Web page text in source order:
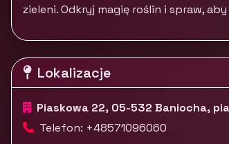
zieleni. Odkryj magię roślin i spraw,
Lokalizacje
Piaskowa 22, 05-532 Baniocha,
Telefon: +48571096060